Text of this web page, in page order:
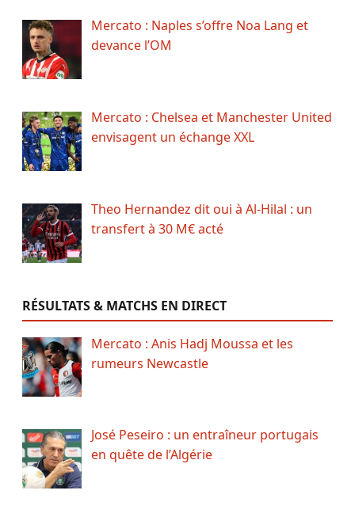
Mercato : Naples s’offre Noa Lang et
devance l’OM
Mercato : Chelsea et Manchester United
envisagent un échange XXL
Theo Hernandez dit oui à Al-Hilal : un
transfert à 30 M€ acté
RÉSULTATS & MATCHS EN DIRECT
Mercato : Anis Hadj Moussa et les
rumeurs Newcastle
José Peseiro : un entraîneur portugais
en quête de l’Algérie